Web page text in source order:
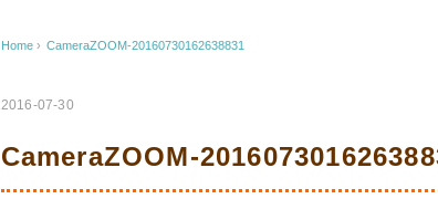
Home › CameraZOOM-20160730162638831
2016-07-30
CameraZOOM-